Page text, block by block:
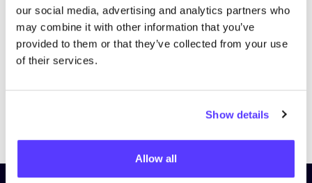
our social media, advertising and analytics partners who
may combine it with other information that you’ve
provided to them or that they’ve collected from your use
of their services.
Show details
Allow all
PreviousNext